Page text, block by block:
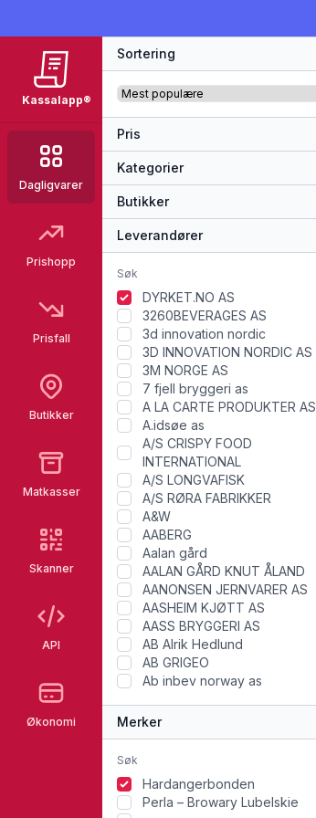
Kassalapp®
Dagligvarer
Prishopp
Prisfall
Butikker
Matkasser
Skanner
API
Økonomi
Sortering
Pris
Kategorier
Butikker
Leverandører
DYRKET.NO AS
3260BEVERAGES AS
3d innovation nordic
3D INNOVATION NORDIC AS
3M NORGE AS
7 fjell bryggeri as
A LA CARTE PRODUKTER AS
A.idsøe as
A/S CRISPY FOOD
INTERNATIONAL
A/S LONGVAFISK
A/S RØRA FABRIKKER
A&W
AABERG
Aalan gård
AALAN GÅRD KNUT ÅLAND
AANONSEN JERNVARER AS
AASHEIM KJØTT AS
AASS BRYGGERI AS
AB Alrik Hedlund
AB GRIGEO
Ab inbev norway as
Merker
Hardangerbonden
Perla – Browary Lubelskie